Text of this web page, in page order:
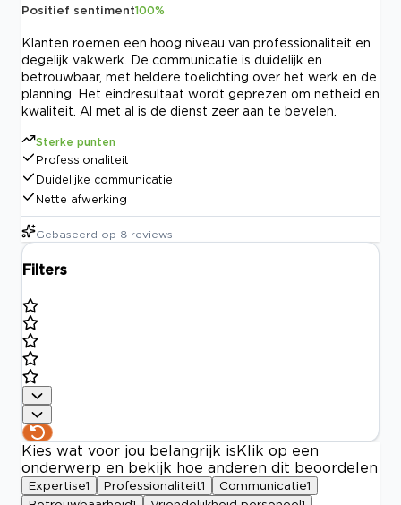
Positief sentiment100%
Klanten roemen een hoog niveau van professionaliteit en
degelijk vakwerk. De communicatie is duidelijk en
betrouwbaar, met heldere toelichting over het werk en de
planning. Het eindresultaat wordt geprezen om netheid en
kwaliteit. Al met al is de dienst zeer aan te bevelen.
Sterke punten
Professionaliteit
Duidelijke communicatie
Nette afwerking
Gebaseerd op 8 reviews
Filters
Kies wat voor jou belangrijk is Klik op een
onderwerp en bekijk hoe anderen dit beoordelen
Expertise1 Professionaliteit1 Communicatie1